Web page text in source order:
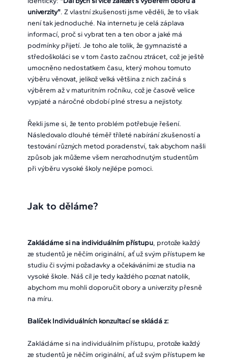
univerzity". Z vlastní zkušenosti jsme věděli, že to však
není tak jednoduché. Na internetu je celá záplava
informací, proč si vybrat ten a ten obor a jaké má
podmínky přijetí. Je toho ale tolik, že gymnazisté a
středoškoláci se v tom často začnou ztrácet, což je ještě
umocněno nedostatkem času, který mohou tomuto
výběru věnovat, jelikož velká většina z nich začíná s
výběrem až v maturitním ročníku, což je časově velice
vypjaté a náročné období plné stresu a nejistoty.
Řekli jsme si, že tento problém potřebuje řešení.
Následovalo dlouhé téměř tříleté nabírání zkušeností a
testování různých metod poradenství, tak abychom našli
způsob jak můžeme všem nerozhodnutým studentům
při výběru vysoké školy nejlépe pomoci.
Jak to děláme?
Zakládáme si na individuálním přístupu, protože každý
ze studentů je něčím originální, ať už svým přístupem ke
studiu či svými požadavky a očekáváními ze studia na
vysoké škole. Náš cíl je tedy každého poznat natolik,
abychom mu mohli doporučit obory a univerzity přesně
na míru.
Balíček Individuálních konzultací se skládá z:
Zakládáme si na individuálním přístupu, protože každý
ze studentů je něčím originální, ať už svým přístupem ke